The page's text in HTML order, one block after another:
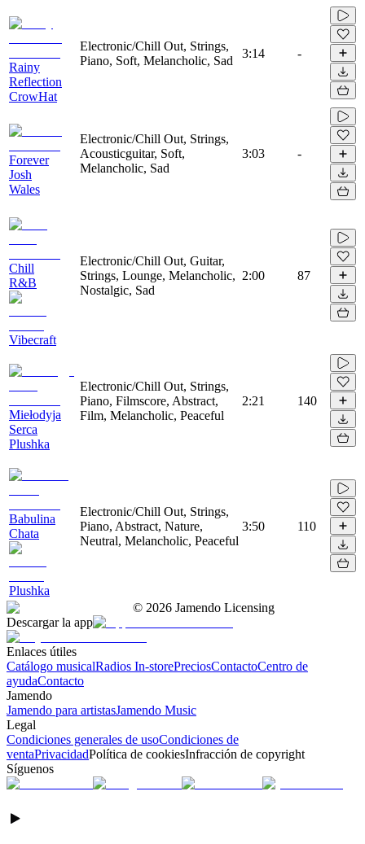
Rainy
Reflection
CrowHat
Electronic/Chill Out, Strings,
Piano, Soft, Melancholic, Sad
3:14 -
Forever
Josh
Wales
Electronic/Chill Out, Strings,
Acousticguitar, Soft,
Melancholic, Sad
3:03 -
Chill
R&B
Vibecraft
Electronic/Chill Out, Guitar,
Strings, Lounge, Melancholic,
Nostalgic, Sad
2:00 87
Miełodyja
Serca
Plushka
Electronic/Chill Out, Strings,
Piano, Filmscore, Abstract,
Film, Melancholic, Peaceful
2:21 140
Babulina
Chata
Plushka
Electronic/Chill Out, Strings,
Piano, Abstract, Nature,
Neutral, Melancholic, Peaceful
3:50 110
© 2026 Jamendo Licensing
Descargar la app
Enlaces útiles
Catálogo musicalRadios In-storePreciosContactoCentro de
ayudaContacto
Jamendo
Jamendo para artistasJamendo Music
Legal
Condiciones generales de usoCondiciones de
ventaPrivacidadPolítica de cookiesInfracción de copyright
Síguenos